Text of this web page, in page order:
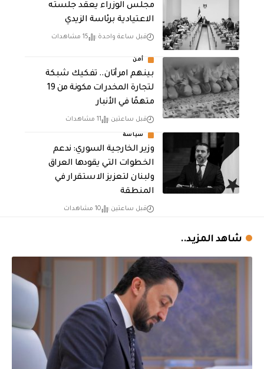
مجلس الوزراء يعقد جلسته
الاعتيادية برئاسة الزيدي
قبل ساعة واحدة 15 مشاهدات
أمن
بينهم امرأتان.. تفكيك شبكة
لتجارة المخدرات مكونة من 19
متهمًا في الأنبار
قبل ساعتين 11 مشاهدات
سياسة
وزير الخارجية السوري: ندعم
الخطوات التي يقودها العراق
ولبنان لتعزيز الاستقرار في
المنطقة
قبل ساعتين 10 مشاهدات
شاهد المزيد..